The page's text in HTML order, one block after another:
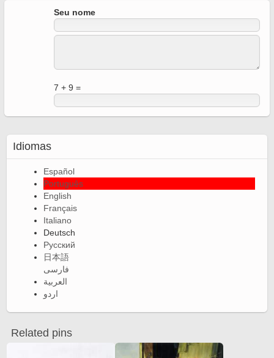
Seu nome
7 + 9 =
Idiomas
Español
Português
English
Français
Italiano
Deutsch
Русский
日本語
فارسی
العربية
اردو
Related pins